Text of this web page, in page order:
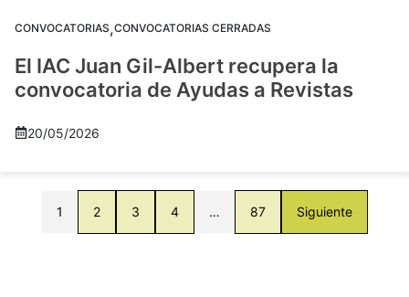
CONVOCATORIAS,CONVOCATORIAS CERRADAS
El IAC Juan Gil-Albert recupera la
convocatoria de Ayudas a Revistas
20/05/2026
1 2 3 4 … 87 Siguiente